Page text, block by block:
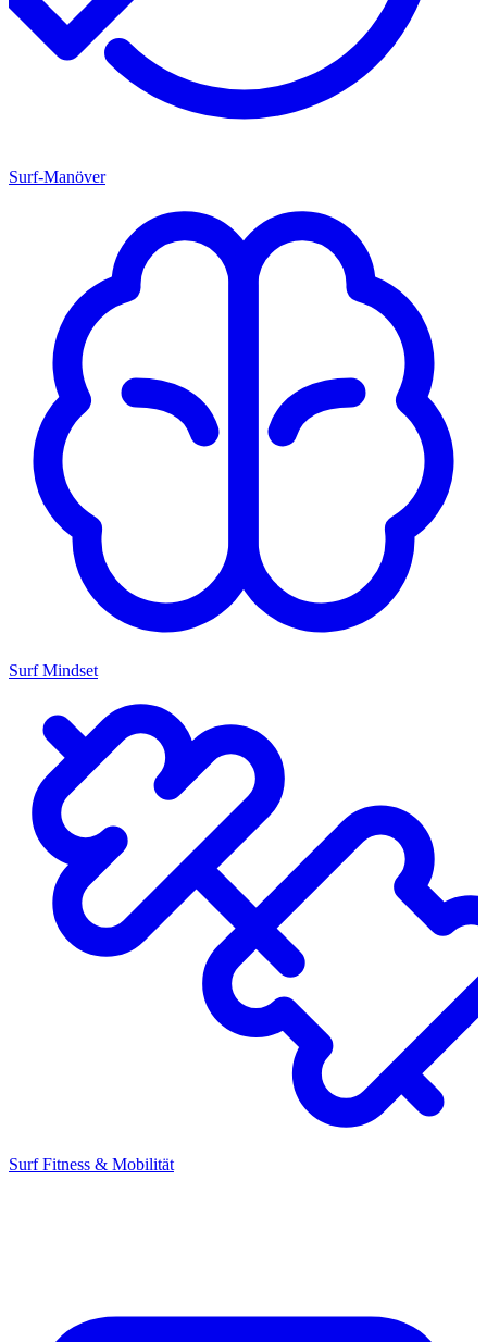
Surf-Manöver
Surf Mindset
Surf Fitness & Mobilität